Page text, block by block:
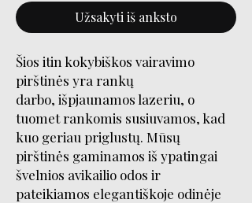
Užsakyti iš anksto
Šios itin kokybiškos vairavimo
pirštinės yra rankų
darbo, išpjaunamos lazeriu, o
tuomet rankomis susiuvamos, kad
kuo geriau priglustų. Mūsų
pirštinės gaminamos iš ypatingai
švelnios avikailio odos ir
pateikiamos elegantiškoje odinėje